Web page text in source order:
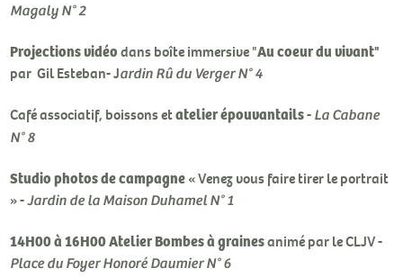
Magaly N° 2
Projections vidéodans boîte immersive "Au coeur du vivant"
par Gil Esteban- Jardin Rû du Verger N° 4
Café associatif, boissons etatelier épouvantails- La Cabane
N° 8
Studio photos de campagne« Venez vous faire tirer le portrait
» -Jardin de la Maison Duhamel N° 1
14H00 à 16H00Atelier Bombes à grainesanimé par le CLJV -
Place du Foyer Honoré Daumier N° 6